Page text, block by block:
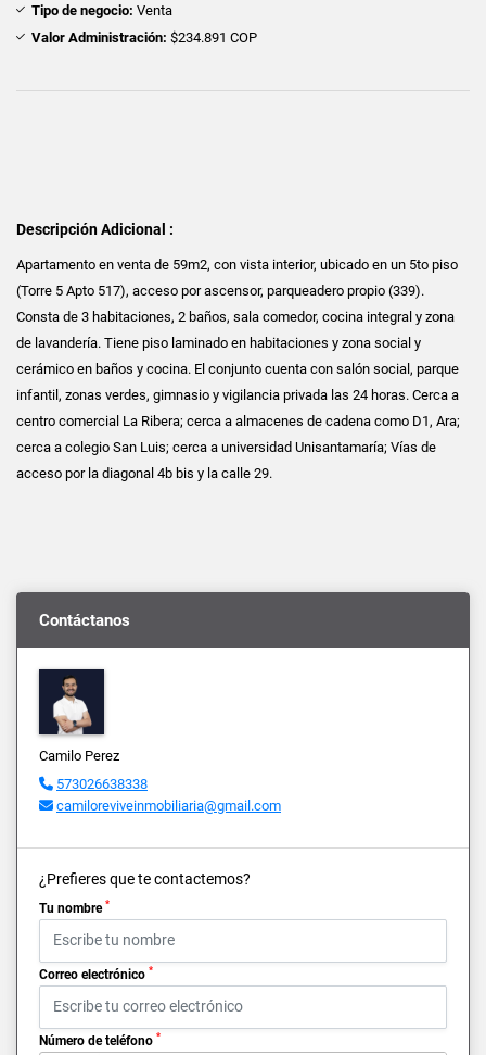
Tipo de negocio: Venta
Valor Administración: $234.891 COP
Descripción Adicional :
Apartamento en venta de 59m2, con vista interior, ubicado en un 5to piso
(Torre 5 Apto 517), acceso por ascensor, parqueadero propio (339).
Consta de 3 habitaciones, 2 baños, sala comedor, cocina integral y zona
de lavandería. Tiene piso laminado en habitaciones y zona social y
cerámico en baños y cocina. El conjunto cuenta con salón social, parque
infantil, zonas verdes, gimnasio y vigilancia privada las 24 horas. Cerca a
centro comercial La Ribera; cerca a almacenes de cadena como D1, Ara;
cerca a colegio San Luis; cerca a universidad Unisantamaría; Vías de
acceso por la diagonal 4b bis y la calle 29.
Contáctanos
Camilo Perez
573026638338
camiloreviveinmobiliaria@gmail.com
¿Prefieres que te contactemos?
Tu nombre *
Correo electrónico *
Número de teléfono *